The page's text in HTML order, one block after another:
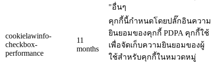
"อื่นๆ
cookielawinfo-
checkbox-
performance
11
months
คุกกี้นี้กำหนดโดยปลั๊กอินความ
ยินยอมของคุกกี้ PDPA คุกกี้ใช้
เพื่อจัดเก็บความยินยอมของผู้
ใช้สำหรับคุกกี้ในหมวดหมู่